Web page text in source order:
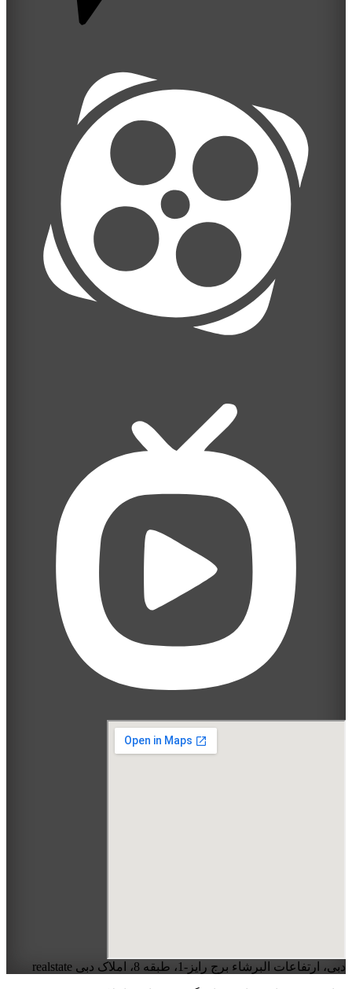
دبی، ارتفاعات البرشاء برج رایز-1، طبقه 8، املاک دبی realstate